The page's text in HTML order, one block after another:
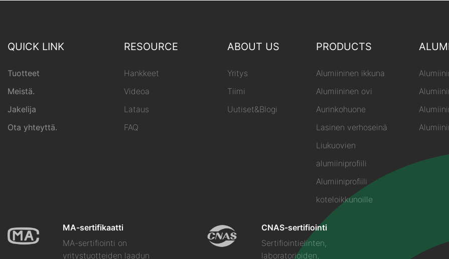
QUICK LINK
Tuotteet
Meistä.
Jakelija
Ota yhteyttä.
RESOURCE
Hankkeet
Videoa
Lataus
FAQ
ABOUT US
Yritys
Tiimi
Uutiset&Blogi
PRODUCTS
Alumiininen ikkuna
Alumiininen ovi
Aurinkohuone
Lasinen verhoseinä
Liukuovien
alumiiniprofiili
Alumiiniprofiili
koteloikkunoille
MA-sertifikaatti
MA-sertifiointi on
yritystuotteiden laadun
CNAS-sertifiointi
Sertifiointielinten,
laboratorioiden,